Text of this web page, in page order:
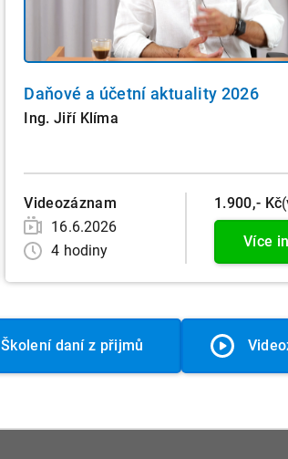
Daňové a účetní aktuality 2026
Ing. Jiří Klíma
Videozáznam
16.6.2026
4 hodiny
1.900,- Kč
Více
Školení daní z přijmů